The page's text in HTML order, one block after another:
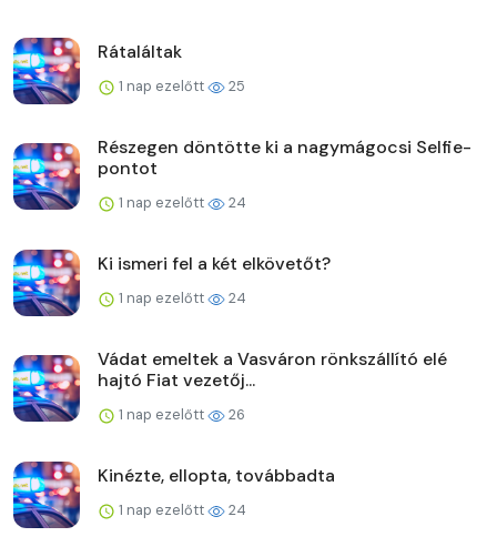
Rátaláltak
1 nap ezelőtt 25
Részegen döntötte ki a nagymágocsi Selfie-
pontot
1 nap ezelőtt 24
Ki ismeri fel a két elkövetőt?
1 nap ezelőtt 24
Vádat emeltek a Vasváron rönkszállító elé
hajtó Fiat vezetőj...
1 nap ezelőtt 26
Kinézte, ellopta, továbbadta
1 nap ezelőtt 24